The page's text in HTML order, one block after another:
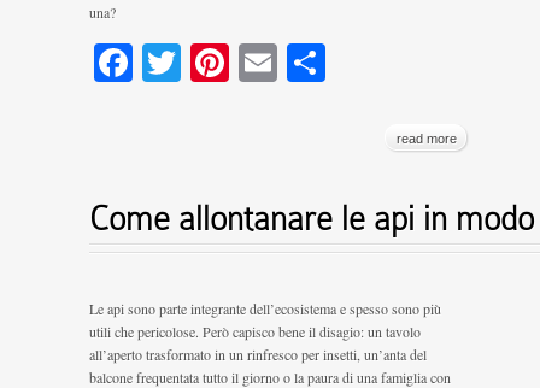
una?
Facebook
TwitterPinterest
Email
read more
Come allontanare le api in
Le api sono parte integrante dell’ecosistema e spesso sono più
utili che pericolose. Però capisco bene il disagio: un tavolo
all’aperto trasformato in un rinfresco per insetti, un’anta del
balcone frequentata tutto il giorno o la paura di una famiglia con